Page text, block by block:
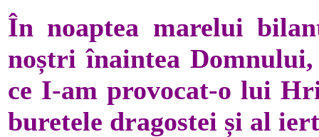
În noaptea marelui
noștri înaintea
ce I-am provocat-o lui
buretele dragostei și al